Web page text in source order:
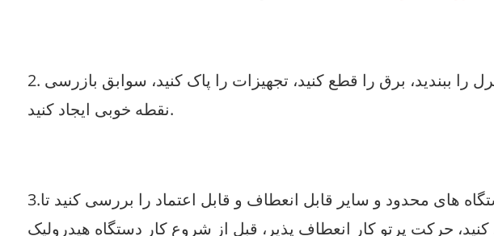
2. پس از کار خارج از وظیفه ابتدا باید پمپ روغن کار را ببندید، سپس پمپ روغن کنترل را ببندید، برق را قطع کنید، تجهیزات را پاک کنید، سوابق بازرسی
نقطه خوبی ایجاد کنید.
3.قبل از کار، آزمایش را به مدت 10 دقیقه اجرا کنید، دکمه ها، سوئیچ ها، سوپاپ ها، دستگاه های محدود و سایر قابل انعطاف و قابل اعتماد را بررسی کنید تا